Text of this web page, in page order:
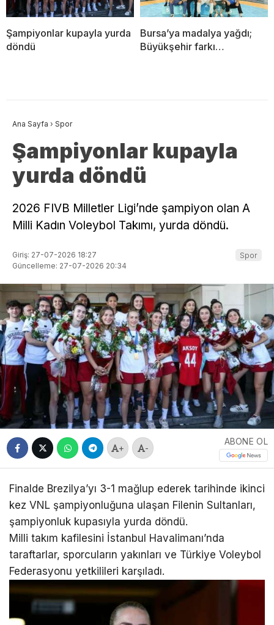
Şampiyonlar kupayla yurda
döndü
Bursa’ya madalya yağdı;
Büyükşehir farkı…
Ana Sayfa › Spor
Şampiyonlar kupayla
yurda döndü
2026 FIVB Milletler Ligi’nde şampiyon olan A
Milli Kadın Voleybol Takımı, yurda döndü.
Giriş: 27-07-2026 18:27
Güncelleme: 27-07-2026 20:34
Spor
+ -
ABONE OL
Finalde Brezilya’yı 3-1 mağlup ederek tarihinde ikinci
kez VNL şampiyonluğuna ulaşan Filenin Sultanları,
şampiyonluk kupasıyla yurda döndü.
Milli takım kafilesini İstanbul Havalimanı’nda
taraftarlar, sporcuların yakınları ve Türkiye Voleybol
Federasyonu yetkilileri karşıladı.